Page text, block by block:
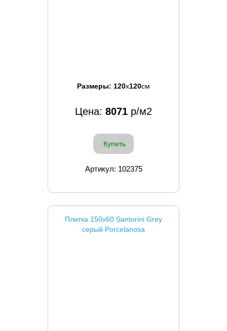
Размеры: 120x120см
Цена: 8071 р/м2
Купить
Артикул: 102375
Плитка 150x60 Santorini Grey
серый Porcelanosa